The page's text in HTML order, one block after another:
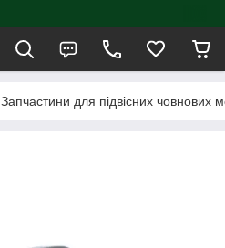
Запчастини для підвісних човнових